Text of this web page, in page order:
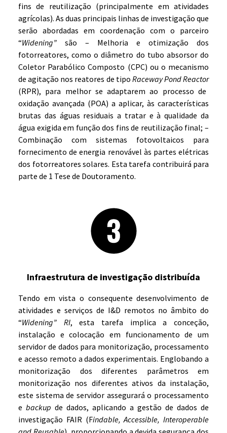
fins de reutilização (principalmente em atividades
agrícolas). As duas principais linhas de investigação que
serão abordadas em coordenação com o parceiro
“Widening” são – Melhoria e otimização dos
fotorreatores, como o diâmetro do tubo absorsor do
Coletor Parabólico Composto (CPC) ou o mecanismo
de agitação nos reatores de tipo Raceway Pond Reactor
(RPR), para melhor se adaptarem ao processo de
oxidação avançada (POA) a aplicar, às características
brutas das águas residuais a tratar e à qualidade da
água exigida em função dos fins de reutilização final; –
Combinação com sistemas fotovoltaicos para
fornecimento de energia renovável às partes elétricas
dos fotorreatores solares. Esta tarefa contribuirá para
parte de 1 Tese de Doutoramento.
Infraestrutura de investigação distribuída
Tendo em vista o consequente desenvolvimento de
atividades e serviços de I&D remotos no âmbito do
“Widening” RI, esta tarefa implica a conceção,
instalação e colocação em funcionamento de um
servidor de dados para monitorização, processamento
e acesso remoto a dados experimentais. Englobando a
monitorização dos diferentes parâmetros em
monitorização nos diferentes ativos da instalação,
este sistema de servidor assegurará o processamento
e backup de dados, aplicando a gestão de dados de
investigação FAIR (Findable, Accessible, Interoperable